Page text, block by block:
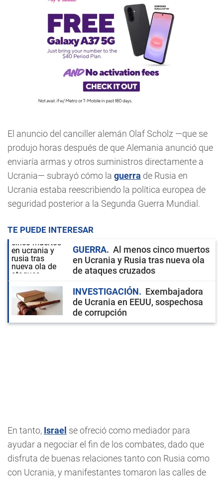
El anuncio del canciller alemán Olaf Scholz —que se
produjo horas después de que Alemania anunció que
enviaría armas y otros suministros directamente a
Ucrania— subrayó cómo la guerra de Rusia en
Ucrania estaba reescribiendo la política europea de
seguridad posterior a la Segunda Guerra Mundial.
TE PUEDE INTERESAR
GUERRA
Al menos cinco muertos
en Ucrania y Rusia tras nueva ola
de ataques cruzados
INVESTIGACIÓN
Exembajadora
de Ucrania en EEUU, sospechosa
de corrupción
En tanto, Israel se ofreció como mediador para
ayudar a negociar el fin de los combates, dado que
disfruta de buenas relaciones tanto con Rusia como
con Ucrania, y manifestantes tomaron las calles de